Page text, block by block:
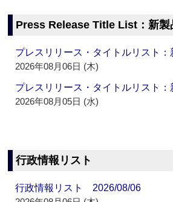
Press Release Title List：新製
プレスリリース・タイトルリスト
2026年08月06日 (木)
プレスリリース・タイトルリスト
2026年08月05日 (水)
行政情報リスト
行政情報リスト 2026/08/06